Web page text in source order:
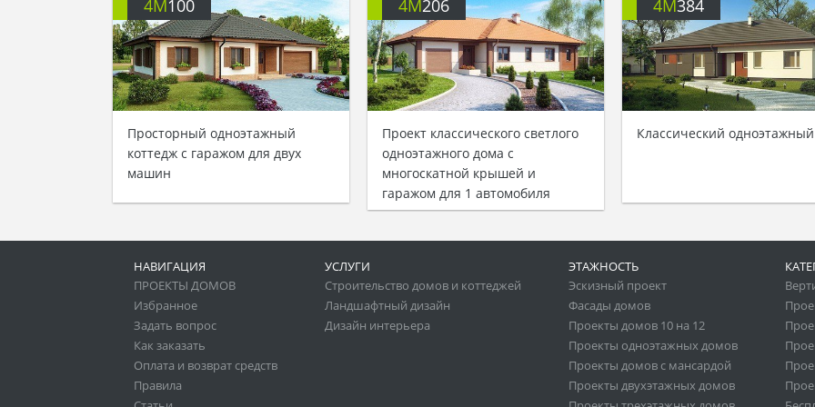
4M100
Просторный одноэтажный
коттедж с гаражом для двух
машин
4M206
Проект классического светлого
одноэтажного дома с
многоскатной крышей и
гаражом для 1 автомобиля
4M384
Классический
НАВИГАЦИЯ
ПРОЕКТЫ ДОМОВ
Избранное
Задать вопрос
Как заказать
Оплата и возврат средств
Правила
УСЛУГИ
Строительство домов и коттеджей
Ландшафтный дизайн
Дизайн интерьера
ЭТАЖНОСТЬ
Эскизный проект
Фасады домов
Проекты домов 10 на 12
Проекты одноэтажных домов
Проекты домов с мансардой
Проекты двухэтажных домов